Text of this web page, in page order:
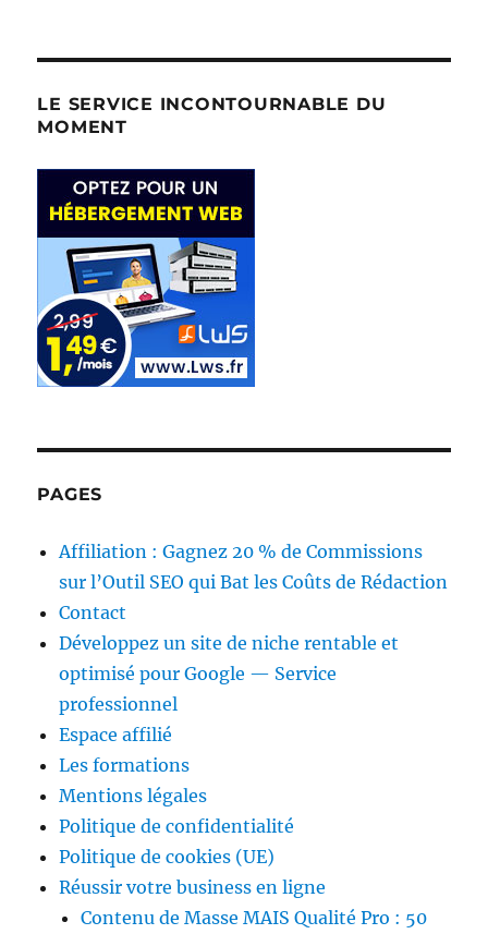
LE SERVICE INCONTOURNABLE DU
MOMENT
PAGES
Affiliation : Gagnez 20 % de Commissions
sur l’Outil SEO qui Bat les Coûts de Rédaction
Contact
Développez un site de niche rentable et
optimisé pour Google — Service
professionnel
Espace affilié
Les formations
Mentions légales
Politique de confidentialité
Politique de cookies (UE)
Réussir votre business en ligne
Contenu de Masse MAIS Qualité Pro : 50